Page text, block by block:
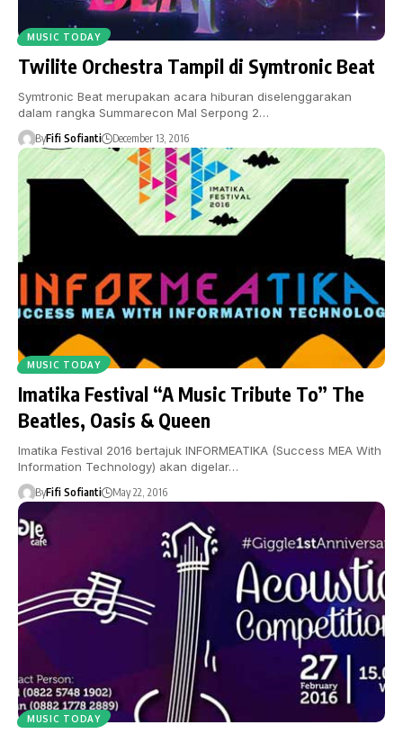
MUSIC TODAY
Twilite Orchestra Tampil di Symtronic Beat
Symtronic Beat merupakan acara hiburan diselenggarakan
dalam rangka Summarecon Mal Serpong 2…
ByFifi Sofianti December 13, 2016
MUSIC TODAY
Imatika Festival “A Music Tribute To” The
Beatles, Oasis & Queen
Imatika Festival 2016 bertajuk INFORMEATIKA (Success MEA With
Information Technology) akan digelar…
ByFifi Sofianti May 22, 2016
MUSIC TODAY